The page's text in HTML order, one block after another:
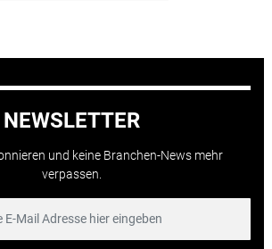
NEWSLETTER
und keine Branchen-News mehr
verpassen.